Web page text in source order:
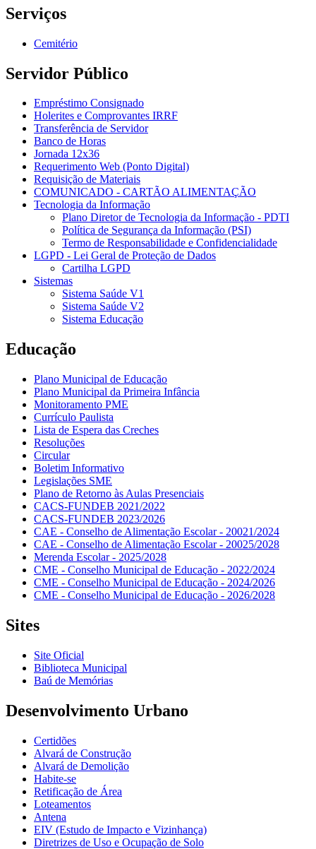
Serviços
Cemitério
Servidor Público
Empréstimo Consignado
Holerites e Comprovantes IRRF
Transferência de Servidor
Banco de Horas
Jornada 12x36
Requerimento Web (Ponto Digital)
Requisição de Materiais
COMUNICADO - CARTÃO ALIMENTAÇÃO
Tecnologia da Informação
Plano Diretor de Tecnologia da Informação - PDTI
Política de Segurança da Informação (PSI)
Termo de Responsabilidade e Confidencialidade
LGPD - Lei Geral de Proteção de Dados
Cartilha LGPD
Sistemas
Sistema Saúde V1
Sistema Saúde V2
Sistema Educação
Educação
Plano Municipal de Educação
Plano Municipal da Primeira Infância
Monitoramento PME
Currículo Paulista
Lista de Espera das Creches
Resoluções
Circular
Boletim Informativo
Legislações SME
Plano de Retorno às Aulas Presenciais
CACS-FUNDEB 2021/2022
CACS-FUNDEB 2023/2026
CAE - Conselho de Alimentação Escolar - 20021/2024
CAE - Conselho de Alimentação Escolar - 20025/2028
Merenda Escolar - 2025/2028
CME - Conselho Municipal de Educação - 2022/2024
CME - Conselho Municipal de Educação - 2024/2026
CME - Conselho Municipal de Educação - 2026/2028
Sites
Site Oficial
Biblioteca Municipal
Baú de Memórias
Desenvolvimento Urbano
Certidões
Alvará de Construção
Alvará de Demolição
Habite-se
Retificação de Área
Loteamentos
Antena
EIV (Estudo de Impacto e Vizinhança)
Diretrizes de Uso e Ocupação de Solo